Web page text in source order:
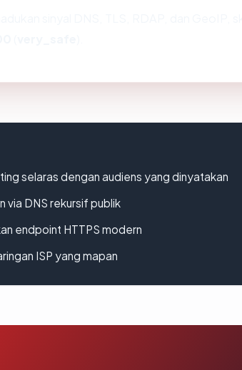
selaras dengan audiens yang dinyatakan
via DNS rekursif publik
endpoint HTTPS modern
ISP yang mapan